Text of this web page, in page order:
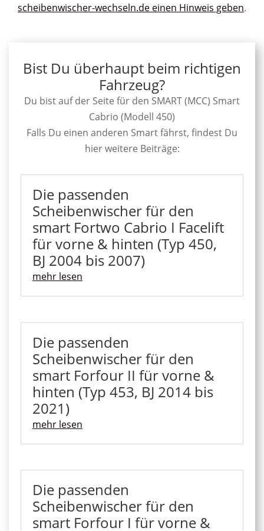
scheibenwischer-wechseln.de einen Hinweis geben.
Bist Du überhaupt beim richtigen
Fahrzeug?
Du bist auf der Seite für den SMART (MCC) Smart
Cabrio (Modell 450)
Falls Du einen anderen Smart fährst, findest Du
hier weitere Beiträge:
Die passenden
Scheibenwischer für den
smart Fortwo Cabrio I Facelift
für vorne & hinten (Typ 450,
BJ 2004 bis 2007)
mehr lesen
Die passenden
Scheibenwischer für den
smart Forfour II für vorne &
hinten (Typ 453, BJ 2014 bis
2021)
mehr lesen
Die passenden
Scheibenwischer für den
smart Forfour I für vorne &